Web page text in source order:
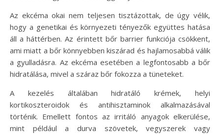
Az ekcéma okai nem teljesen tisztázottak, de úgy vélik,
hogy a genetikai és környezeti tényezők együttes hatása
áll a háttérben. Az érintett bőr barrier funkciója csökkent,
ami miatt a bőr könnyebben kiszárad és hajlamosabbá válik
a gyulladásra. Az ekcéma esetében a legfontosabb a bőr
hidratálása, mivel a száraz bőr fokozza a tüneteket.
A kezelés általában hidratáló krémek, helyi
kortikoszteroidok és antihisztaminok alkalmazásával
történik. Emellett fontos az irritáló anyagok elkerülése,
mint például a durva szövetek, vegyszerek vagy